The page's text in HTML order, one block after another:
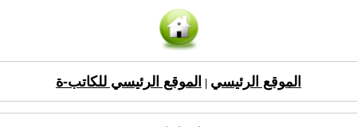
الموقع الرئيسي الموقع الرئيسي للكاتب-ة